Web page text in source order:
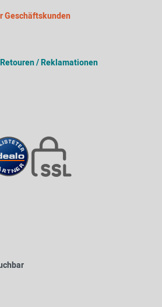
Geschäftskunden
/ Reklamationen